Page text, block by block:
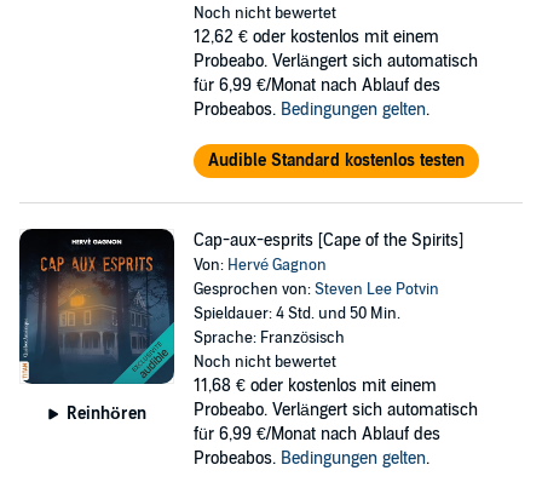
Noch nicht bewertet
12,62 € oder kostenlos mit einem
Probeabo. Verlängert sich automatisch
für 6,99 €/Monat nach Ablauf des
Probeabos. Bedingungen gelten.
Audible Standard kostenlos testen
Reinhören
Cap-aux-esprits [Cape of the Spirits]
Von: Hervé Gagnon
Gesprochen von:Steven Lee Potvin
Spieldauer: 4 Std. und 50 Min.
Sprache: Französisch
Noch nicht bewertet
11,68 € oder kostenlos mit einem
Probeabo. Verlängert sich automatisch
für 6,99 €/Monat nach Ablauf des
Probeabos. Bedingungen gelten.